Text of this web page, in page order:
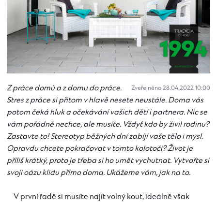
Zveřejněno 28.04.2022 10:00
Z práce domů a z domu do práce.
Stres z práce si přitom v hlavě nesete neustále. Doma vás
potom čeká hluk a očekávání vašich dětí i partnera. Nic se
vám pořádně nechce, ale musíte. Vždyť kdo by živil rodinu?
Zastavte to! Stereotyp běžných dní zabíjí vaše tělo i mysl.
Opravdu chcete pokračovat v tomto kolotoči? Život je
příliš krátký, proto je třeba si ho umět vychutnat. Vytvořte si
svoji oázu klidu přímo doma. Ukážeme vám, jak na to.
V první řadě si musíte najít volný kout, ideálně však